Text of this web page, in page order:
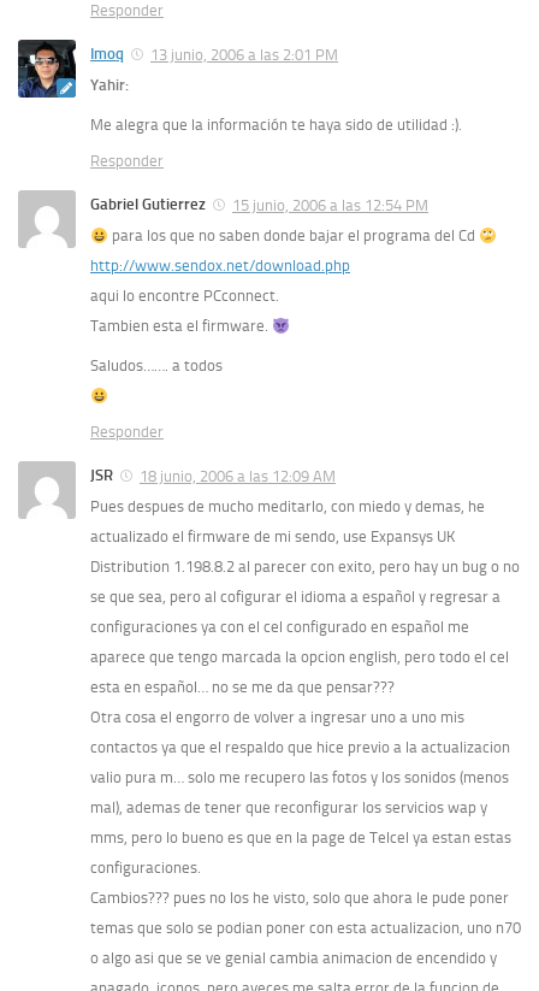
Responder
Imoq
13 junio, 2006 a las 2:01 PM
Yahir:
Me alegra que la información te haya sido de utilidad :).
Responder
Gabriel Gutierrez
15 junio, 2006 a las 12:54 PM
para los que no saben donde bajar el programa del Cd
http://www.sendox.net/download.php
aqui lo encontre PCconnect.
Tambien esta el firmware.
Saludos……. a todos
Responder
JSR
18 junio, 2006 a las 12:09 AM
Pues despues de mucho meditarlo, con miedo y demas, he
actualizado el firmware de mi sendo, use Expansys UK
Distribution 1.198.8.2 al parecer con exito, pero hay un bug o no
se que sea, pero al cofigurar el idioma a español y regresar a
configuraciones ya con el cel configurado en español me
aparece que tengo marcada la opcion english, pero todo el cel
esta en español… no se me da que pensar???
Otra cosa el engorro de volver a ingresar uno a uno mis
contactos ya que el respaldo que hice previo a la actualizacion
valio pura m… solo me recupero las fotos y los sonidos (menos
mal), ademas de tener que reconfigurar los servicios wap y
mms, pero lo bueno es que en la page de Telcel ya estan estas
configuraciones.
Cambios??? pues no los he visto, solo que ahora le pude poner
temas que solo se podian poner con esta actualizacion, uno n70
o algo asi que se ve genial cambia animacion de encendido y